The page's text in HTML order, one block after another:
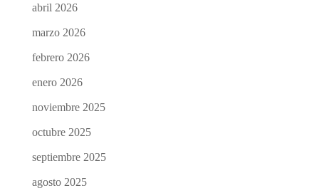
abril 2026
marzo 2026
febrero 2026
enero 2026
noviembre 2025
octubre 2025
septiembre 2025
agosto 2025